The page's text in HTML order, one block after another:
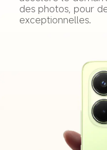
des photos, pour
exceptionnelles.